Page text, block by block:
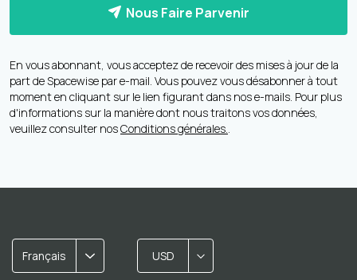
Nous Faire Parvenir
En vous abonnant, vous acceptez de recevoir des mises à jour de la
part de Spacewise par e-mail. Vous pouvez vous désabonner à tout
moment en cliquant sur le lien figurant dans nos e-mails. Pour plus
d'informations sur la manière dont nous traitons vos données,
veuillez consulter nosConditions générales..
Français USD